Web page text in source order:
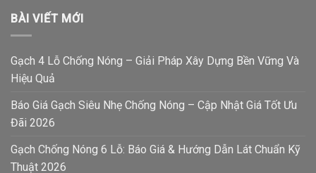
BÀI VIẾT MỚI
Gạch 4 Lỗ Chống Nóng – Giải Pháp Xây Dựng Bền Vững Và
Hiệu Quả
Báo Giá Gạch Siêu Nhẹ Chống Nóng – Cập Nhật Giá Tốt Ưu
Đãi 2026
Gạch Chống Nóng 6 Lỗ: Báo Giá & Hướng Dẫn Lát Chuẩn Kỹ
Thuật 2026